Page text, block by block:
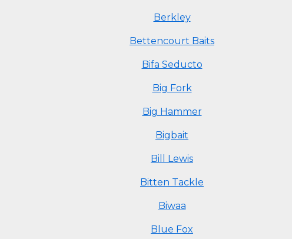
Berkley
Bettencourt Baits
Bifa Seducto
Big Fork
Big Hammer
Bigbait
Bill Lewis
Bitten Tackle
Biwaa
Blue Fox